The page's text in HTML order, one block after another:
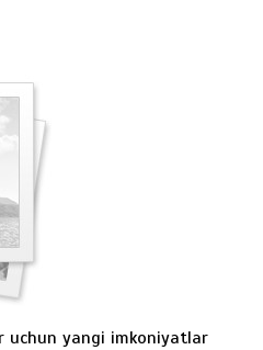
uchun yangi imkoniyatlar